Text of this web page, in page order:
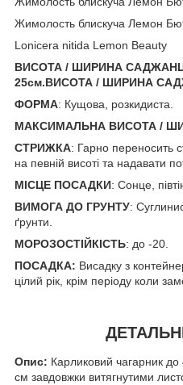
Жимолость блискуча Лемон
Lonicera nitida Lemon Beauty
ВИСОТА / ШИРИНА
25см.ВИСОТА / ШИРИНА
ФОРМА: Кущова, розкидиста.
МАКСИМАЛЬНА ВИСОТА /
СТРИЖКА: Гарно переносить
на певній висоті та надавати
МІСЦЕ ПОСАДКИ: Сонце,
ВИМОГА ДО ГРУНТУ:
ґрунти.
МОРОЗОСТІЙКІСТЬ: до -20.
ПОСАДКА: Висадку з
цілий рік, крім періоду коли
Опис: Карликовий чагарник
см завдовжки витягнутими